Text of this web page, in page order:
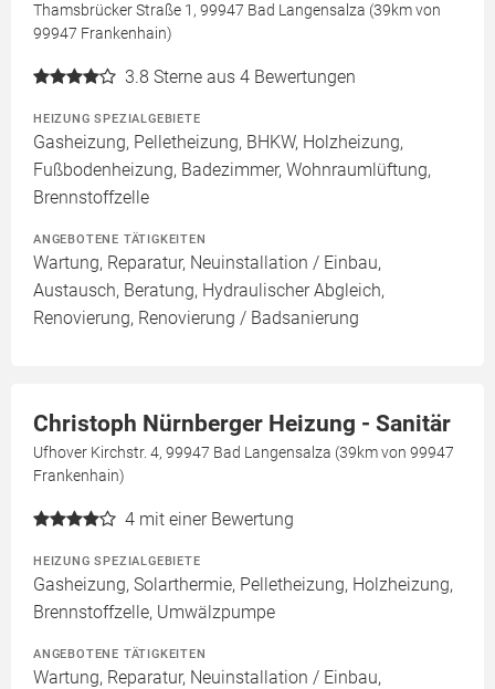
Thamsbrücker Straße 1, 99947 Bad Langensalza (39km von
99947 Frankenhain)
3.8 Sterne aus 4 Bewertungen
HEIZUNG SPEZIALGEBIETE
Gasheizung, Pelletheizung, BHKW, Holzheizung,
Fußbodenheizung, Badezimmer, Wohnraumlüftung,
Brennstoffzelle
ANGEBOTENE TÄTIGKEITEN
Wartung, Reparatur, Neuinstallation / Einbau,
Austausch, Beratung, Hydraulischer Abgleich,
Renovierung, Renovierung / Badsanierung
Christoph Nürnberger Heizung - Sanitär
Ufhover Kirchstr. 4, 99947 Bad Langensalza (39km von 99947
Frankenhain)
4 mit einer Bewertung
HEIZUNG SPEZIALGEBIETE
Gasheizung, Solarthermie, Pelletheizung, Holzheizung,
Brennstoffzelle, Umwälzpumpe
ANGEBOTENE TÄTIGKEITEN
Wartung, Reparatur, Neuinstallation / Einbau,